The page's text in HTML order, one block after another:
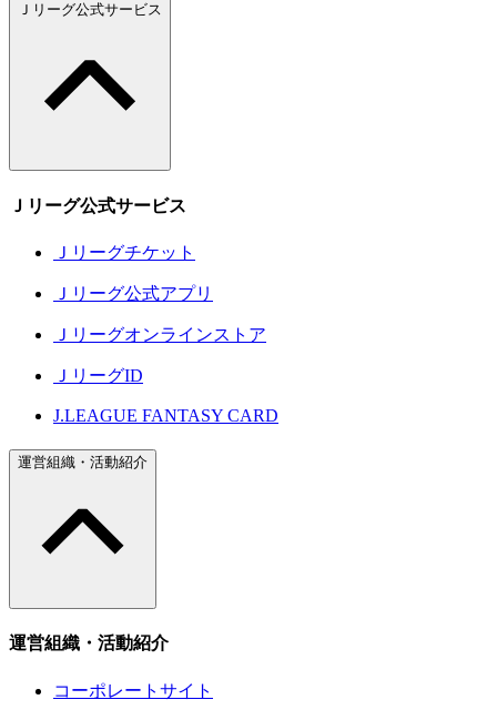
Ｊリーグ公式サービス
Ｊリーグ公式サービス
Ｊリーグチケット
Ｊリーグ公式アプリ
Ｊリーグオンラインストア
ＪリーグID
J.LEAGUE FANTASY CARD
運営組織・活動紹介
運営組織・活動紹介
コーポレートサイト